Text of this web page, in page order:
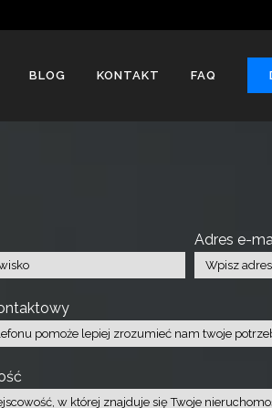
BLOG KONTAKT FAQ
Adres e-